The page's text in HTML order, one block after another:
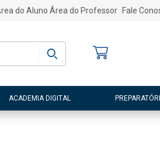
do Aluno Área do Professor Fale
ACADEMIA DIGITAL